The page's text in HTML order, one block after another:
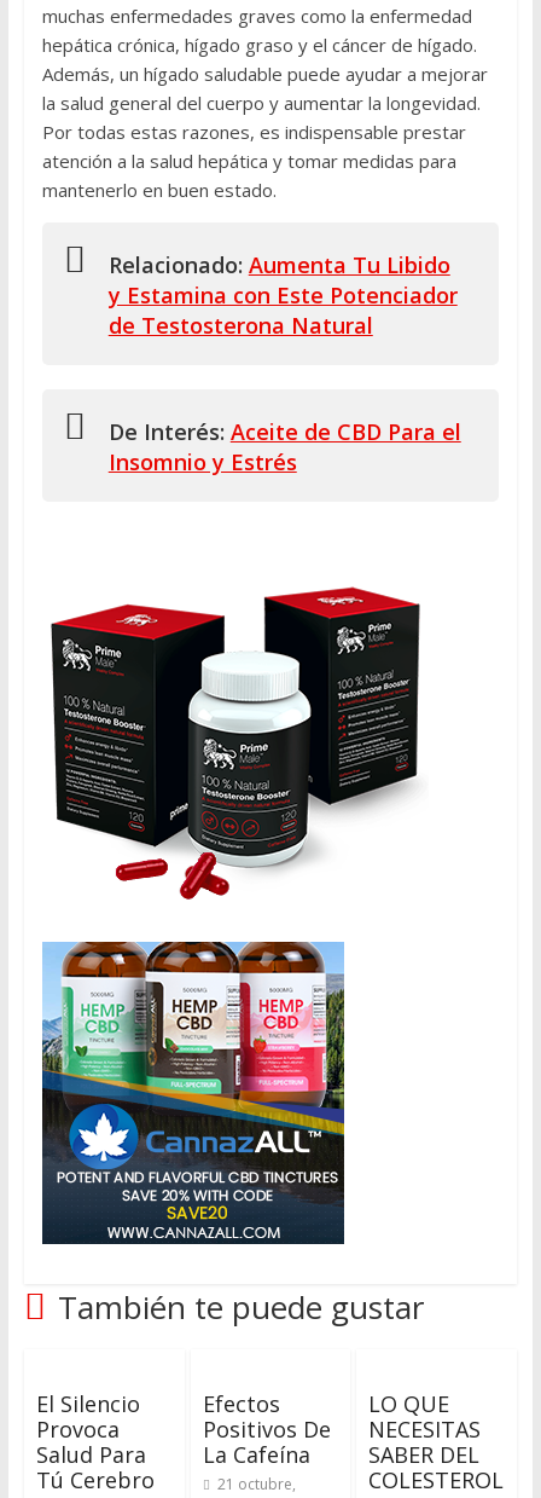
muchas enfermedades graves como la enfermedad
hepática crónica, hígado graso y el cáncer de hígado.
Además, un hígado saludable puede ayudar a mejorar
la salud general del cuerpo y aumentar la longevidad.
Por todas estas razones, es indispensable prestar
atención a la salud hepática y tomar medidas para
mantenerlo en buen estado.
Relacionado: Aumenta Tu Libido
y Estamina con Este Potenciador
de Testosterona Natural
De Interés: Aceite de CBD Para el
Insomnio y Estrés
También te puede gustar
El Silencio
Provoca
Salud Para
Tú Cerebro
Efectos
Positivos De
La Cafeína
21 octubre,
LO QUE
NECESITAS
SABER DEL
COLESTEROL